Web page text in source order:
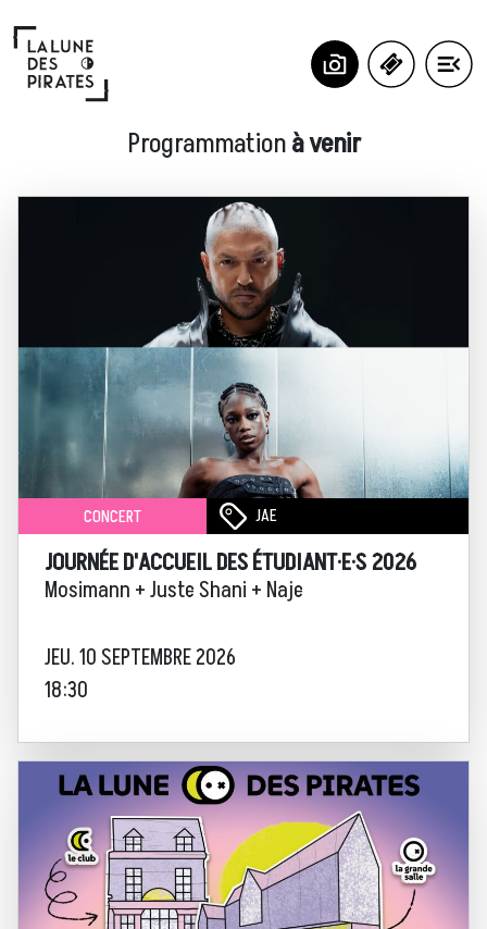
La Lune Des Pirates
Programmationà venir
CONCERT JAE
JOURNÉE D'ACCUEIL DES ÉTUDIANT·E·S 2026
Mosimann + Juste Shani + Naje
JEU. 10 SEPTEMBRE 2026
18:30